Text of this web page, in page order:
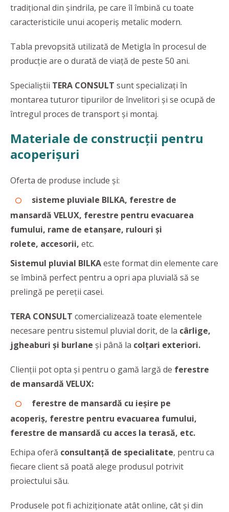
tradițional din șindrila, pe care îl îmbină cu toate
caracteristicile unui acoperiș metalic modern.
Tabla prevopsită utilizată de Metigla în procesul de
producție are o durată de viață de peste 50 ani.
Specialiștii TERA CONSULT sunt specializați în
montarea tuturor tipurilor de învelitori și se ocupă de
întregul proces de transport și montaj.
Materiale de construcții pentru
acoperișuri
Oferta de produse include și:
sisteme pluviale BILKA, ferestre de
mansardă VELUX, ferestre pentru evacuarea
fumului, rame de etanșare, rulouri și
rolete, accesorii, etc.
Sistemul pluvial BILKAeste format din elemente care
se îmbină perfect pentru a opri apa pluvială să se
prelingă pe pereții casei.
TERA CONSULT comercializează toate elementele
necesare pentru sistemul pluvial dorit, de la cârlige,
jgheaburi și burlane și până la colțari exteriori.
Clienții pot opta și pentru o gamă largă de ferestre
de mansardă VELUX:
ferestre de mansardă cu ieșire pe
acoperiș, ferestre pentru evacuarea fumului,
ferestre de mansardă cu acces la terasă, etc.
Echipa oferă consultanță de specialitate, pentru ca
fiecare client să poată alege produsul potrivit
proiectului său.
Produsele pot fi achiziționate atât online, cât și din